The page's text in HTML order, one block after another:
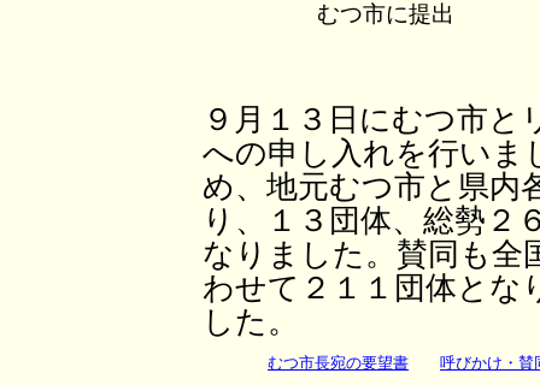
むつ市に提出 リ
９月１３日にむつ市と
への申し入れを行いま
め、地元むつ市と県内
り、１３団体、総勢２
なりました。賛同も全
わせて２１１団体とな
した。
むつ市長宛の要望書 呼びかけ・賛